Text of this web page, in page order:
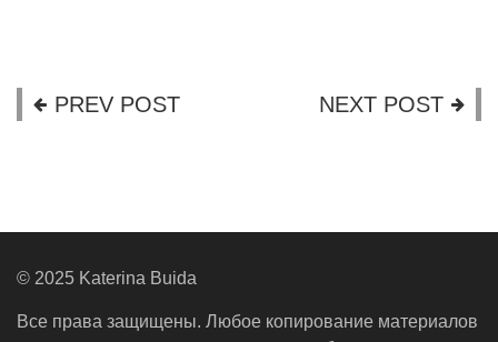
PREV POST NEXT POST
© 2025 Katerina Buida
Все права защищены. Любое копирование материалов